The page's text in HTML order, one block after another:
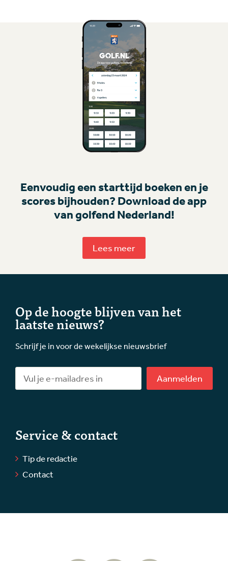
Eenvoudig een starttijd boeken en je
scores bijhouden? Download de app
van golfend Nederland!
Lees meer
Op de hoogte blijven van het
laatste nieuws?
Schrijf je in voor de wekelijkse nieuwsbrief
Aanmelden
Service & contact
Tip de redactie
Contact